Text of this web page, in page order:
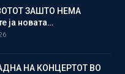
ЗАШТО НЕМА
ја новата…
НА КОНЦЕРТОТ ВО